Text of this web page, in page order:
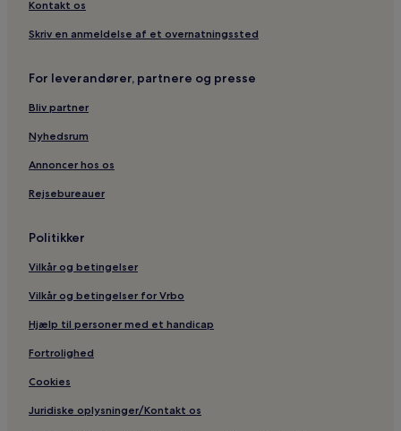
Hoteller i nærheden af Mazatlán Malecón
Hoteller i nærheden af Punta Camaron-stranden
Luksushoteller i Mazatlán
Hoteller i Mazatlán
Hoteller i Zona Dorada
Hoteller i Juárez Benito
Hoteller i Las Mañanitas
Hoteller i nærheden af El Cid Golf- og Countryklub
Hoteller i Ferrocarrilera
Kontakt os
Skriv en anmeldelse af et overnatningssted
For leverandører, partnere og presse
Bliv partner
Nyhedsrum
Annoncer hos os
Rejsebureauer
Politikker
Vilkår og betingelser
Vilkår og betingelser for Vrbo
Hjælp til personer med et handicap
Fortrolighed
Cookies
Juridiske oplysninger/Kontakt os